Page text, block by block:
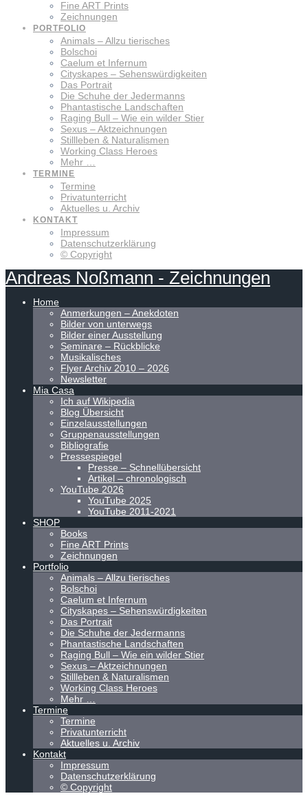
Fine ART Prints
Zeichnungen
PORTFOLIO
Animals – Allzu tierisches
Bolschoi
Caelum et Infernum
Cityskapes – Sehenswürdigkeiten
Das Portrait
Die Schuhe der Jedermanns
Phantastische Landschaften
Raging Bull – Wie ein wilder Stier
Sexus – Aktzeichnungen
Stillleben & Naturalismen
Working Class Heroes
Mehr …
TERMINE
Termine
Privatunterricht
Aktuelles u. Archiv
KONTAKT
Impressum
Datenschutzerklärung
© Copyright
Andreas Noßmann - Zeichnungen
Home
Anmerkungen – Anekdoten
Bilder von unterwegs
Bilder einer Ausstellung
Seminare – Rückblicke
Musikalisches
Flyer Archiv 2010 – 2026
Newsletter
Mia Casa
Ich auf Wikipedia
Blog Übersicht
Einzelausstellungen
Gruppenausstellungen
Bibliografie
Pressespiegel
Presse – Schnellübersicht
Artikel – chronologisch
YouTube 2026
YouTube 2025
YouTube 2011-2021
SHOP
Books
Fine ART Prints
Zeichnungen
Portfolio
Animals – Allzu tierisches
Bolschoi
Caelum et Infernum
Cityskapes – Sehenswürdigkeiten
Das Portrait
Die Schuhe der Jedermanns
Phantastische Landschaften
Raging Bull – Wie ein wilder Stier
Sexus – Aktzeichnungen
Stillleben & Naturalismen
Working Class Heroes
Mehr …
Termine
Termine
Privatunterricht
Aktuelles u. Archiv
Kontakt
Impressum
Datenschutzerklärung
© Copyright